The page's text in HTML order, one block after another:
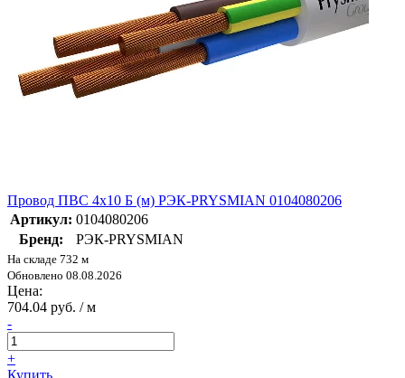
Провод ПВС 4х10 Б (м) РЭК-PRYSMIAN 0104080206
Артикул: 0104080206
Бренд:
РЭК-PRYSMIAN
На складе 732 м
Обновлено 08.08.2026
Цена:
704.04 руб. / м
-
+
Купить